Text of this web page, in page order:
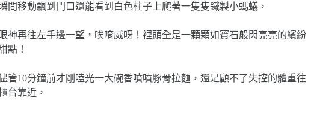
瞬間移動飄到門口還能看到白色柱子上爬著一隻隻鐵製小螞蟻，
眼神再往左手邊一望，唉唷威呀！裡頭全是一顆顆如寶石般閃亮亮的繽紛
點！
管10分鐘前才剛嗑光一大碗香噴噴豚骨拉麵，還是顧不了失控的體重往
台靠近，